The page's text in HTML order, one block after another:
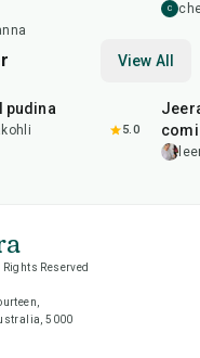
C
View All
pudina
5.0
Reserved
5000